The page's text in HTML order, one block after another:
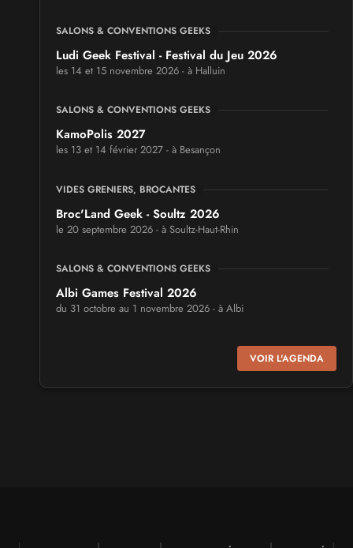
SALONS & CONVENTIONS GEEKS
Ludi Geek Festival - Festival du Jeu 2026
les 14 et 15 novembre 2026 - à Halluin
SALONS & CONVENTIONS GEEKS
KamoPolis 2027
les 13 et 14 février 2027 - à Besançon
VIDES GRENIERS, BROCANTES
Broc'Land Geek - Soultz 2026
le 20 septembre 2026 - à Soultz-Haut-Rhin
SALONS & CONVENTIONS GEEKS
Albi Games Festival 2026
du 31 octobre au 1 novembre 2026 - à Albi
Virtual Calais - salon du jeu vidéo et des loisirs
numériques 2026
VOIR L'AGENDA